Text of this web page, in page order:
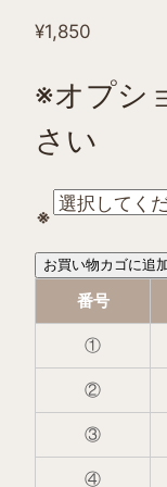
¥1,850
※オプシ
さい
※
OCRU®
ー
ン
お買い物カゴに追
番号
①
②
③
④